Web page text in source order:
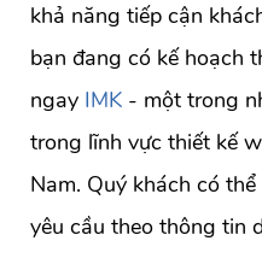
khả năng tiếp cận
bạn đang có kế hoạch
ngay IMK - một trong
trong lĩnh vực thiết kế
Nam. Quý khách có
yêu cầu theo thông tin